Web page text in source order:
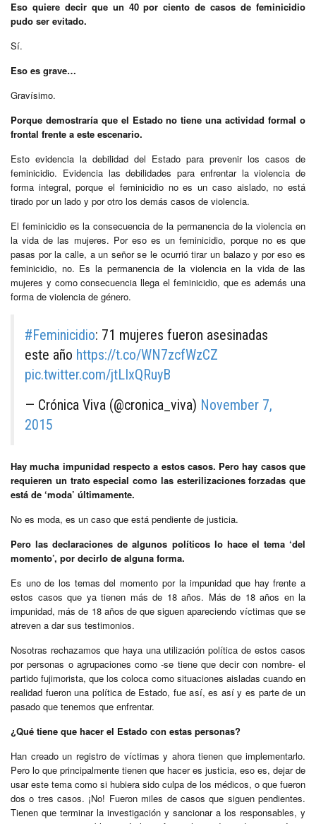
Eso quiere decir que un 40 por ciento de casos de feminicidio
pudo ser evitado.
Sí.
Eso es grave…
Gravísimo.
Porque demostraría que el Estado no tiene una actividad formal o
frontal frente a este escenario.
Esto evidencia la debilidad del Estado para prevenir los casos de
feminicidio. Evidencia las debilidades para enfrentar la violencia de
forma integral, porque el feminicidio no es un caso aislado, no está
tirado por un lado y por otro los demás casos de violencia.
El feminicidio es la consecuencia de la permanencia de la violencia en
la vida de las mujeres. Por eso es un feminicidio, porque no es que
pasas por la calle, a un señor se le ocurrió tirar un balazo y por eso es
feminicidio, no. Es la permanencia de la violencia en la vida de las
mujeres y como consecuencia llega el feminicidio, que es además una
forma de violencia de género.
#Feminicidio: 71 mujeres fueron asesinadas
este año https://t.co/WN7zcfWzCZ
pic.twitter.com/jtLIxQRuyB
— Crónica Viva (@cronica_viva) November 7,
2015
Hay mucha impunidad respecto a estos casos. Pero hay casos que
requieren un trato especial como las esterilizaciones forzadas que
está de ‘moda’ últimamente.
No es moda, es un caso que está pendiente de justicia.
Pero las declaraciones de algunos políticos lo hace el tema ‘del
momento’, por decirlo de alguna forma.
Es uno de los temas del momento por la impunidad que hay frente a
estos casos que ya tienen más de 18 años. Más de 18 años en la
impunidad, más de 18 años de que siguen apareciendo víctimas que se
atreven a dar sus testimonios.
Nosotras rechazamos que haya una utilización política de estos casos
por personas o agrupaciones como -se tiene que decir con nombre- el
partido fujimorista, que los coloca como situaciones aisladas cuando en
realidad fueron una política de Estado, fue así, es así y es parte de un
pasado que tenemos que enfrentar.
¿Qué tiene que hacer el Estado con estas personas?
Han creado un registro de víctimas y ahora tienen que implementarlo.
Pero lo que principalmente tienen que hacer es justicia, eso es, dejar de
usar este tema como si hubiera sido culpa de los médicos, o que fueron
dos o tres casos. ¡No! Fueron miles de casos que siguen pendientes.
Tienen que terminar la investigación y sancionar a los responsables, y